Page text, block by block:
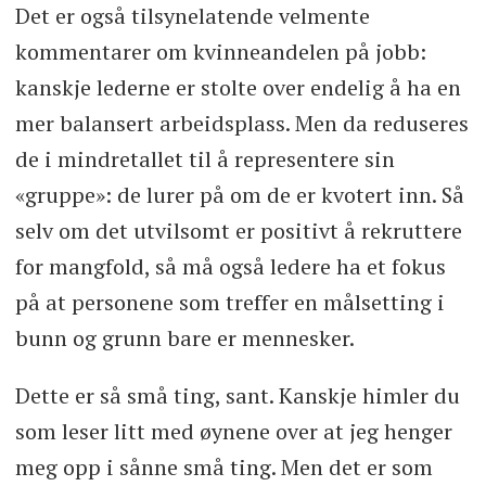
Det er også tilsynelatende velmente
kommentarer om kvinneandelen på jobb:
kanskje lederne er stolte over endelig å ha en
mer balansert arbeidsplass. Men da reduseres
de i mindretallet til å representere sin
«gruppe»: de lurer på om de er kvotert inn. Så
selv om det utvilsomt er positivt å rekruttere
for mangfold, så må også ledere ha et fokus
på at personene som treffer en målsetting i
bunn og grunn bare er mennesker.
Dette er så små ting, sant. Kanskje himler du
som leser litt med øynene over at jeg henger
meg opp i sånne små ting. Men det er som